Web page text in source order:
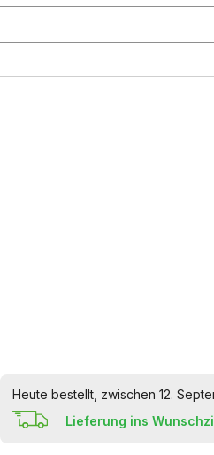
Heute bestellt, zwischen 12.
Lieferung ins